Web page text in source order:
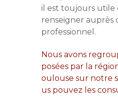
il est toujours utile
renseigner auprès
professionnel.
Nous avons
posées par la
oulouse sur notre
us pouvez les